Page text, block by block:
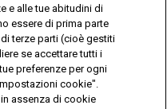
- P.I. 02433760135
Mappa
del
sito
e alle tue abitudini di
essere di prima parte
terze parti (cioè gestiti
se accettare tutti i
preferenze per ogni
cookie".
assenza di cookie